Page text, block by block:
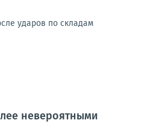
ударов по складам
невероятными